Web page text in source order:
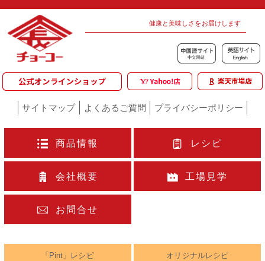
健康と美味しさをお届けします
サイトマップ よくあるご質問 プライバシーポリシー
商品情報 レシピ
会社概要 工場見学
お問合せ
「Pint」レシピ オリジナルレシピ